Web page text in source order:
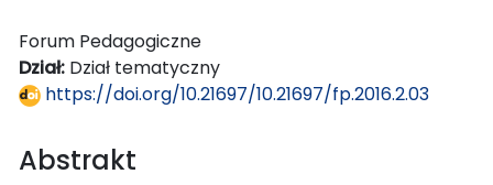
Forum Pedagogiczne
Dział: Dział tematyczny
https://doi.org/10.21697/10.21697/fp.2016.2.03
Abstrakt